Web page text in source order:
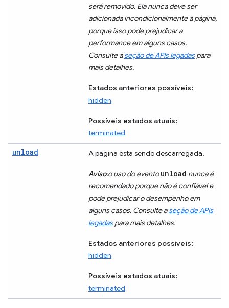
será removido. Ela nunca deve ser
adicionada incondicionalmente à página,
porque isso pode prejudicar a
performance em alguns casos.
Consulte aseção de APIs legadaspara
mais detalhes.
Estados anteriores possíveis:
hidden
Possíveis estados atuais:
terminated
unload A página está sendo descarregada.
Aviso:o uso do eventounload nunca é
recomendado porque não é confiável e
pode prejudicar o desempenho em
alguns casos. Consulte aseção de APIs
legadaspara mais detalhes.
Estados anteriores possíveis:
hidden
Possíveis estados atuais:
terminated